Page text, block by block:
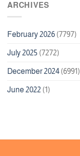
ARCHIVES
February 2026 (7797)
July 2025 (7272)
December 2024 (6991)
June 2022 (1)